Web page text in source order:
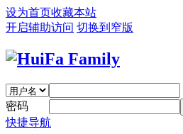
设为首页收藏本站
开启辅助访问 切换到窄版
密码
快捷导航